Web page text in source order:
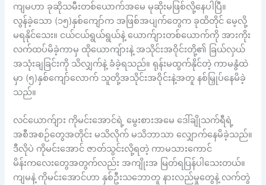
ကျမဟာ ခုဆိုသမီးတစ်ယောက်အမေ မုဆိုးမဖြစ်လို့နေပါပြီ။
လွန်ခဲ့သော (၁၅)နှစ်ကျော်က အဖြစ်အပျက်တွေက ခုထိတိုင် မေ့လို့
မရနိုင်သေး။ ငယ်ငယ်ရွယ်ရွယ်နဲ့ ယောက်ျားတစ်ယောက်ကို အားကိုး
လက်ထပ်မိခဲ့ကာမှ ထိုယောကျ်ားနဲ့ အသိုင်းအဝိုင်းတို့၏ ခြယ်လှယ်
အသုံးချခြင်းကို သိလျှက်နဲ့ ခံခဲ့ရသည်။ ရုန်းမထွက်နိုင်တဲ့ ကာမနွံထဲ
မှာ (၅)နှစ်ကျော်လောက် သူတို့အသိုင်းအဝိုင်းနဲ့အတူ နစ်မြှုပ်နေမိခဲ့
သည်။
လင်ယောက်ျား ကိုမင်းအောင်ရဲ့ မွေးစားအမေ ဒေါ်ချိုသက်ရီရဲ့
အစီအစဉ်တွေအတိုင်း မသိလိုက် မသိဘာသာ လျှောက်နေမိခဲ့သည်။
ဒီလိုပဲ ကိုမင်းအောင် ဇာတ်သွင်းလို့ရတဲ့ ကာမသားကောင်
မိန်းကလေးတွေအတွက်လည်း အကျိုးအ မြတ်ရပြန်ပါသေးတယ်။
ကျမနဲ့ ကိုမင်းအောင်ဟာ နှစ်ဦးသဘောတူ နားလည်မှုတွေနဲ့ လက်တွဲ